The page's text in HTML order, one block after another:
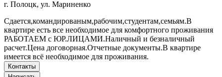
г. Полоцк, ул. Мариненко
Сдается,командированым,рабочим,студентам,семьям.В
квартире есть все необходимое для комфортного проживания
РАБОТАЕМ с ЮР.ЛИЦАМИ.Наличный и безналичный
расчет.Цена договорная.Отчетные документы.В квартире
имеется всё необходимое для проживания.
Контакты